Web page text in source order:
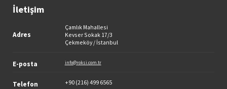
İletişim
Adres
Çamlık Mahallesi
Kevser Sokak 17/3
Çekmeköy / İstanbul
E-posta info@roksi.com.tr
Telefon +90 (216) 499 6565